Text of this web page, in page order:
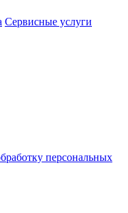
Сервисные услуги
персональных